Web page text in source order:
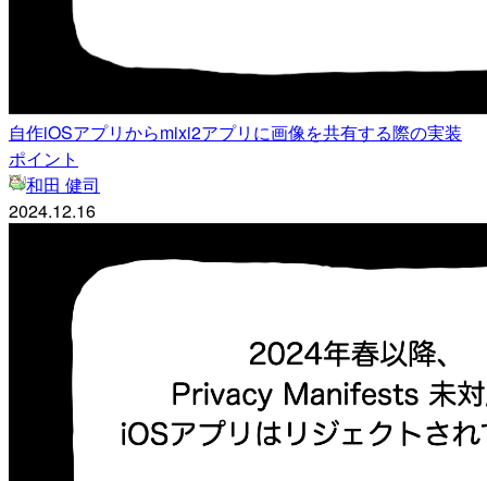
自作iOSアプリからmixi2アプリに画像を共有する際の実装
ポイント
和田 健司
2024.12.16